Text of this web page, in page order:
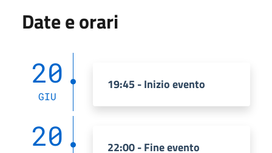
Date e orari
20
GIU
19:45 - Inizio evento
20 22:00 - Fine evento